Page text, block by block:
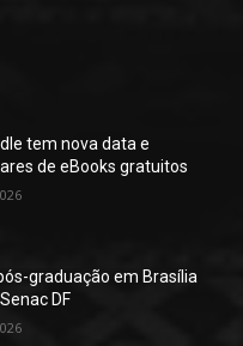
tem nova data e
de eBooks gratuitos
graduação em Brasília
DF